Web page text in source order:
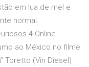
em lua de mel e
normal.
4 Online
ao México no filme
Toretto (Vin Diesel)